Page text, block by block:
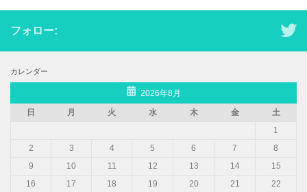
フォロー:
カレンダー
2026年8月
日
月 火 水 木 金
土
1
2
3 4 5 6 7
8
9
10 11 12 13 14
15
16
17 18 19 20 21
22